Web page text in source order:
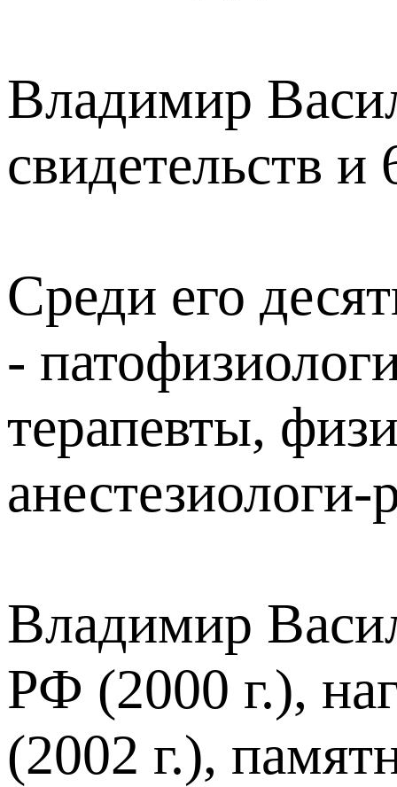
Владимир
свидетельств и
Среди его
-
терапевты,
Владимир
РФ (2000 г.),
(2002 г.),